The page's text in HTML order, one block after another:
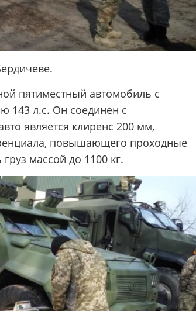
пятиместный автомобиль с
143 л.с. Он соединен с
является клиренс 200 мм,
повышающего проходные
массой до 1100 кг.